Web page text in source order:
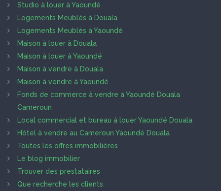
Studio à louer à Yaoundé
Logements Meublés à Douala
Logements Meublés à Yaoundé
Maison à louer à Douala
Maison à louer à Yaoundé
Maison à vendre à Douala
Maison à vendre à Yaoundé
Fonds de commerce à vendre à Yaoundé Douala
Cameroun
Local commercial et bureau à louer Yaoundé Douala
Hôtel à vendre au Cameroun Yaoundé Douala
Toutes les offres immobilières
Le blog immobilier
Trouver des prestataires
Que recherche les clients